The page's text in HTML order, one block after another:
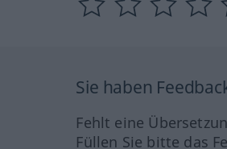
Sie haben
Fehlt eine
Füllen Sie bitte das